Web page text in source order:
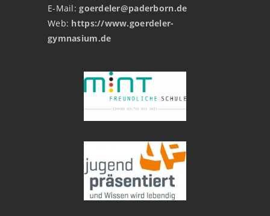
E-Mail:goerdeler@paderborn.de
Web: https://www.goerdeler-
gymnasium.de